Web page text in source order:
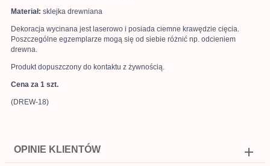
Materiał: sklejka drewniana
Dekoracja wycinana jest laserowo i posiada ciemne krawędzie cięcia.
Poszczególne egzemplarze mogą się od siebie różnić np. odcieniem
drewna.
Produkt dopuszczony do kontaktu z żywnością.
Cena za 1 szt.
(DREW-18)
OPINIE KLIENTÓW